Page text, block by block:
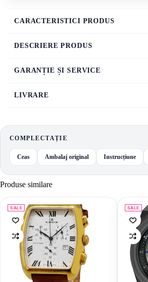
CARACTERISTICI PRODUS
DESCRIERE PRODUS
GARANȚIE ȘI SERVICE
LIVRARE
COMPLECTAȚIE
Ceas Ambalaj original Instrucțiune
Produse similare
SALE SALE